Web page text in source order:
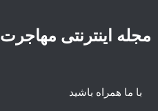
مجله اینترنتی مهاجرت
با ما همراه باشید